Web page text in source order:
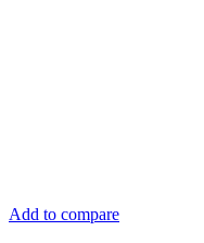
Add to compare